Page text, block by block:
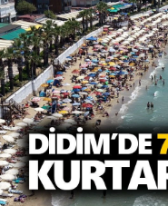
SAĞLIK
SİYASET
SPOR
TARIM
TURİZM